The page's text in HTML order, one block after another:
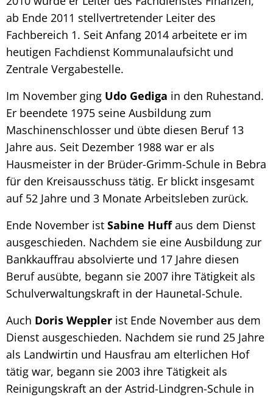
ab Ende 2011 stellvertretender Leiter des
Fachbereich 1. Seit Anfang 2014 arbeitete er im
heutigen Fachdienst Kommunalaufsicht und
Zentrale Vergabestelle.
Im November ging Udo Gediga in den Ruhestand.
Er beendete 1975 seine Ausbildung zum
Maschinenschlosser und übte diesen Beruf 13
Jahre aus. Seit Dezember 1988 war er als
Hausmeister in der Brüder-Grimm-Schule in Bebra
für den Kreisausschuss tätig. Er blickt insgesamt
auf 52 Jahre und 3 Monate Arbeitsleben zurück.
Ende November ist Sabine Huffaus dem Dienst
ausgeschieden. Nachdem sie eine Ausbildung zur
Bankkauffrau absolvierte und 17 Jahre diesen
Beruf ausübte, begann sie 2007 ihre Tätigkeit als
Schulverwaltungskraft in der Haunetal-Schule.
Auch Doris Weppler ist Ende November aus dem
Dienst ausgeschieden. Nachdem sie rund 25 Jahre
als Landwirtin und Hausfrau am elterlichen Hof
tätig war, begann sie 2003 ihre Tätigkeit als
Reinigungskraft an der Astrid-Lindgren-Schule in